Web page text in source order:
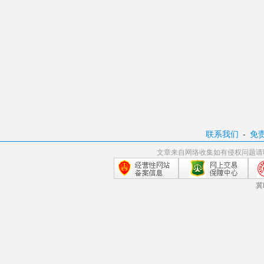
联系我们 -免
文章来自网络收集如有侵权问题